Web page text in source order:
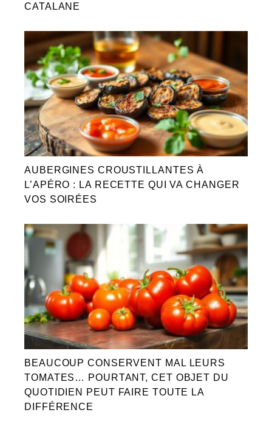
CATALANE
AUBERGINES CROUSTILLANTES À
L’APÉRO : LA RECETTE QUI VA CHANGER
VOS SOIRÉES
BEAUCOUP CONSERVENT MAL LEURS
TOMATES… POURTANT, CET OBJET DU
QUOTIDIEN PEUT FAIRE TOUTE LA
DIFFÉRENCE